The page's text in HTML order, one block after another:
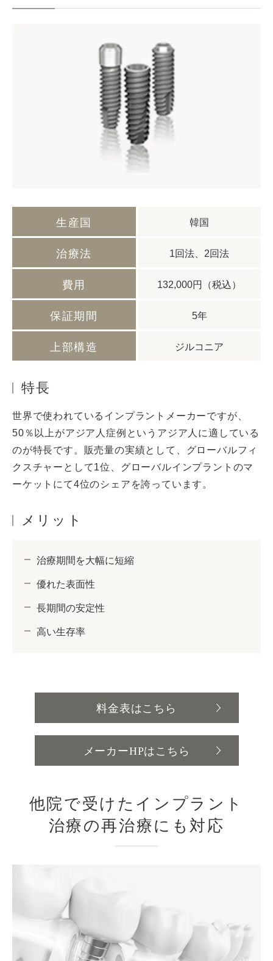
生産国 韓国
治療法 1回法、2回法
費用 132,000円（税込）
保証期間 5年
上部構造 ジルコニア
特長
世界で使われているインプラントメーカーですが、
50％以上がアジア人症例というアジア人に適している
のが特長です。販売量の実績として、グローバルフィ
クスチャーとして1位、グローバルインプラントのマ
ーケットにて4位のシェアを誇っています。
メリット
治療期間を大幅に短縮
優れた表面性
長期間の安定性
高い生存率
料金表はこちら
メーカーHPはこちら
他院で受けたインプラント
治療の再治療にも対応